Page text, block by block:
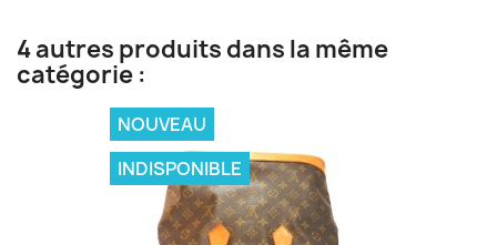
4 autres produits dans la même
catégorie :
NOUVEAU
INDISPONIBLE